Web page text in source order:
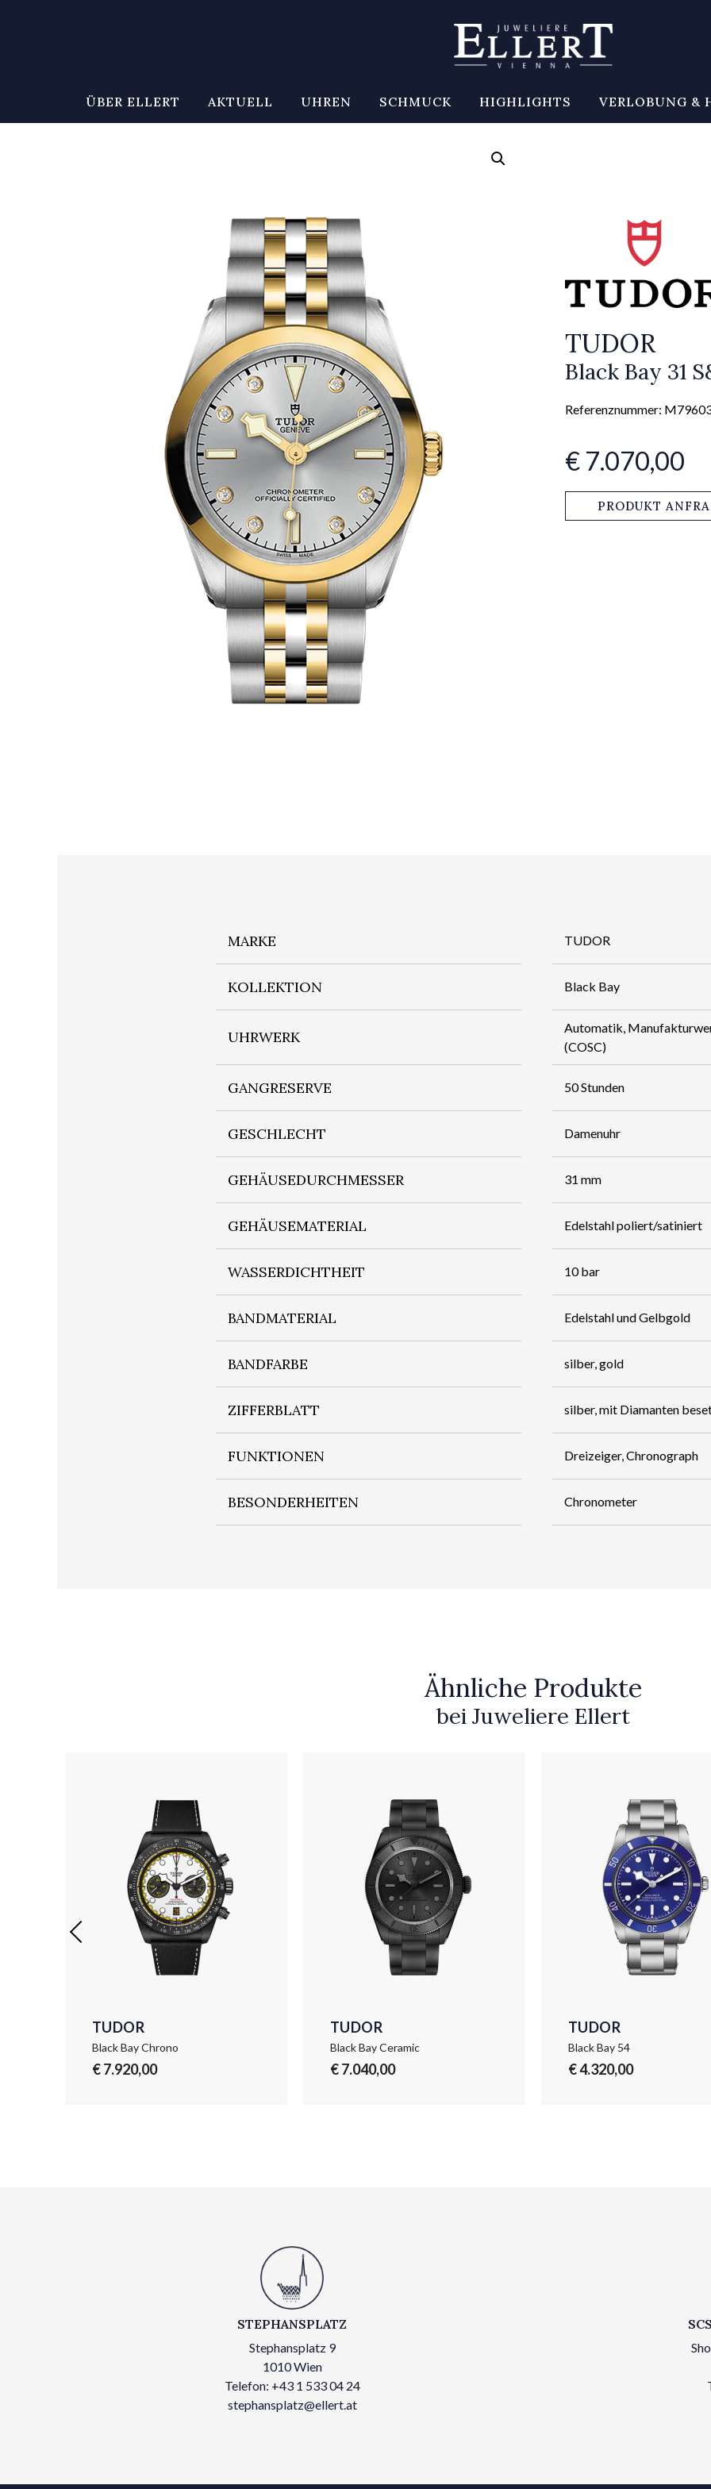
ÜBER ELLERT AKTUELL UHREN SCHMUCK HIGHLIGHTS VERLOBUNG &
TUDOR
Black Bay 31
Referenznummer:
€ 7.070,00
PRODUKT
MARKE TUDOR
KOLLEKTION Black Bay
UHRWERK
Automatik,
(COSC)
GANGRESERVE 50 Stunden
GESCHLECHT Damenuhr
GEHÄUSEDURCHMESSER 31 mm
GEHÄUSEMATERIAL Edelstahl poliert/satiniert
WASSERDICHTHEIT 10 bar
BANDMATERIAL Edelstahl und Gelbgold
BANDFARBE silber, gold
ZIFFERBLATT silber, mit Diamanten
FUNKTIONEN Dreizeiger, Chronograph
BESONDERHEITEN Chronometer
Ähnliche Produkte
bei Juweliere Ellert
TUDOR
Black Bay Chrono
€ 7.920,00
TUDOR
Black Bay Ceramic
€ 7.040,00
TUDOR
Black Bay 54
€ 4.320,00
STEPHANSPLATZ
Stephansplatz 9
1010 Wien
Telefon: +43 1 533 04 24
stephansplatz@ellert.at